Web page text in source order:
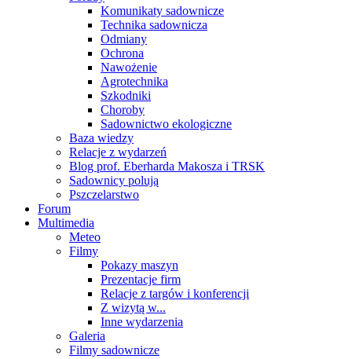
Komunikaty sadownicze
Technika sadownicza
Odmiany
Ochrona
Nawożenie
Agrotechnika
Szkodniki
Choroby
Sadownictwo ekologiczne
Baza wiedzy
Relacje z wydarzeń
Blog prof. Eberharda Makosza i TRSK
Sadownicy polują
Pszczelarstwo
Forum
Multimedia
Meteo
Filmy
Pokazy maszyn
Prezentacje firm
Relacje z targów i konferencji
Z wizytą w...
Inne wydarzenia
Galeria
Filmy sadownicze